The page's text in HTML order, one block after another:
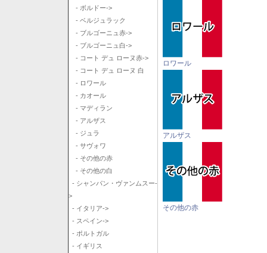
- ボルドー->
- ベルジュラック
- ブルゴーニュ赤->
- ブルゴーニュ白->
- コート デュ ローヌ赤->
- コート デュ ローヌ 白
- ロワール
- カオール
- マディラン
- アルザス
- ジュラ
- サヴォワ
- その他の赤
- その他の白
- シャンパン・ヴァンムスー-
>
- イタリア->
- スペイン->
- ポルトガル
- イギリス
ロワール
アルザス
その他の赤